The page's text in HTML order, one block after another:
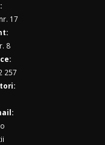
17
8
257